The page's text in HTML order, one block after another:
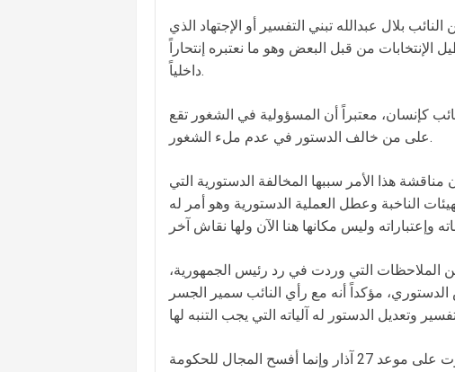
بلال عبدالله تبني التفسير أو الإجتهاد الذي
محذراً من نوايا لتعطيل الإنتخابات من قبل البعض وهو ما نعتبره إنتحاراً
داخلياً.
كإنسان، معتبراً أن المسؤولية في الشغور تقع
على من خالف الدستور في عدم ملء الشغور.
هذا الأمر سببها المخالفة الدستورية التي
الناخبة وعطل العملية الدستورية وهو أمر له
الملاحظات التي وردت في رد رئيس الجمهورية،
مؤكداً أنه مع رأي النائب سمير الجسر
النائب جورج عدوان لفت إلى أن المجلس النيابي لم يصوت على موعد 27 آذار وإنما أفسح المجال للحكومة